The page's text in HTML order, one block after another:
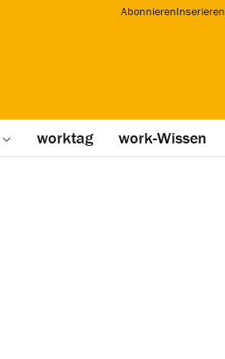
AbonnierenInserieren
worktag work-Wissen